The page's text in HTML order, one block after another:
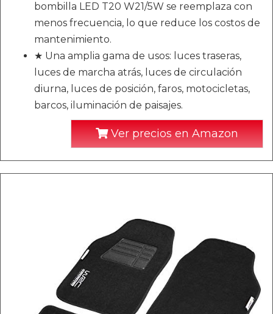
bombilla LED T20 W21/5W se reemplaza con
menos frecuencia, lo que reduce los costos de
mantenimiento.
★ Una amplia gama de usos: luces traseras,
luces de marcha atrás, luces de circulación
diurna, luces de posición, faros, motocicletas,
barcos, iluminación de paisajes.
Ver precios en Amazon